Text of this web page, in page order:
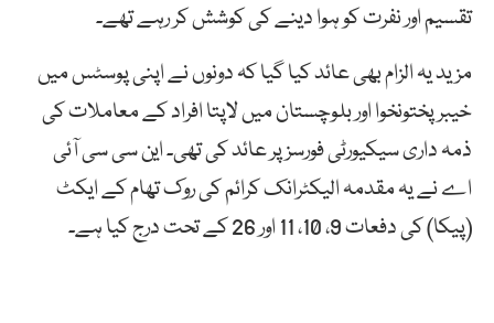
تقسیم اور نفرت کو ہوا دینے کی کوشش کر رہے تھے۔
مزید یہ الزام بھی عائد کیا گیا کہ دونوں نے اپنی پوسٹس میں
خیبر پختونخوا اور بلوچستان میں لاپتا افراد کے معاملات کی
ذمہ داری سیکیورٹی فورسز پر عائد کی تھی۔ این سی سی آئی
اے نے یہ مقدمہ الیکٹرانک کرائم کی روک تھام کے ایکٹ
(پیکا) کی دفعات 9، 10، 11 اور 26 کے تحت درج کیا ہے۔